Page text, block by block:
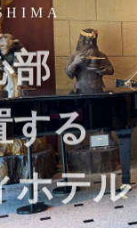
部
する
ホテル